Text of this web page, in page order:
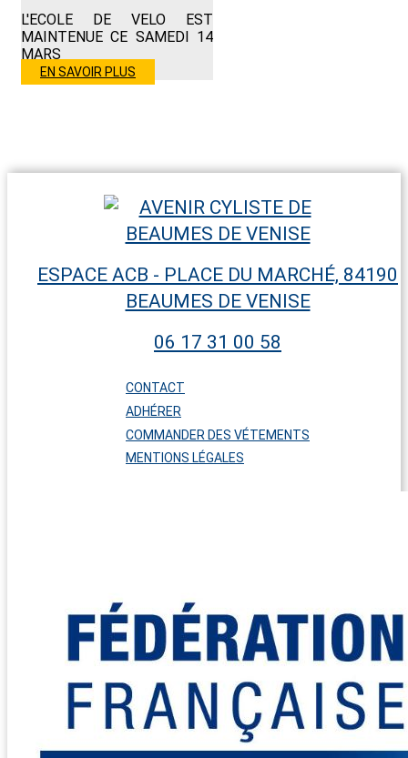
L'ECOLE DE VELO EST
MAINTENUE CE SAMEDI 14
MARS
EN SAVOIR PLUS
ESPACE ACB - PLACE DU MARCHÉ, 84190
BEAUMES DE VENISE
06 17 31 00 58
CONTACT
ADHÉRER
COMMANDER DES VÉTEMENTS
MENTIONS LÉGALES